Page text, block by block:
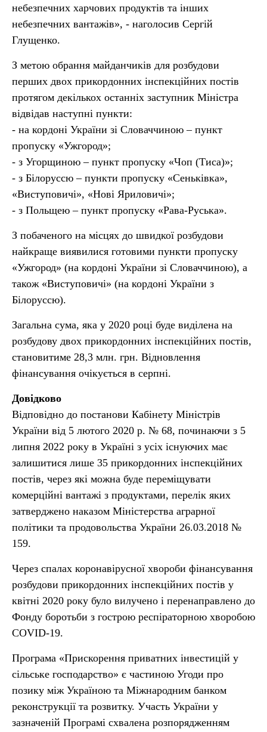
небезпечних харчових продуктів та інших
небезпечних вантажів», - наголосив Сергій
Глущенко.
З метою обрання майданчиків для розбудови
перших двох прикордонних інспекційних постів
протягом декількох останніх заступник Міністра
відвідав наступні пункти:
- на кордоні України зі Словаччиною – пункт
пропуску «Ужгород»;
- з Угорщиною – пункт пропуску «Чоп (Тиса)»;
- з Білоруссю – пункти пропуску «Сеньківка»,
«Виступовичі», «Нові Яриловичі»;
- з Польщею – пункт пропуску «Рава-Руська».
З побаченого на місцях до швидкої розбудови
найкраще виявилися готовими пункти пропуску
«Ужгород» (на кордоні України зі Словаччиною), а
також «Виступовичі» (на кордоні України з
Білоруссю).
Загальна сума, яка у 2020 році буде виділена на
розбудову двох прикордонних інспекційних постів,
становитиме 28,3 млн. грн. Відновлення
фінансування очікується в серпні.
Довідково
Відповідно до постанови Кабінету Міністрів
України від 5 лютого 2020 р. № 68, починаючи з 5
липня 2022 року в Україні з усіх існуючих має
залишитися лише 35 прикордонних інспекційних
постів, через які можна буде переміщувати
комерційні вантажі з продуктами, перелік яких
затверджено наказом Міністерства аграрної
політики та продовольства України 26.03.2018 №
159.
Через спалах коронавірусної хвороби фінансування
розбудови прикордонних інспекційних постів у
квітні 2020 року було вилучено і перенаправлено до
Фонду боротьби з гострою респіраторною хворобою
COVID-19.
Програма «Прискорення приватних інвестицій у
сільське господарство» є частиною Угоди про
позику між Україною та Міжнародним банком
реконструкції та розвитку. Участь України у
зазначеній Програмі схвалена розпорядженням